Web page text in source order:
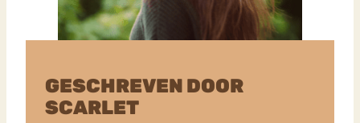
GESCHREVEN DOOR
SCARLET